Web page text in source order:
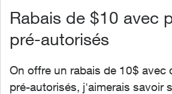
Rabais de $10 avec
pré-autorisés
On offre un rabais de 10$ avec
pré-autorisés, j'aimerais savoir